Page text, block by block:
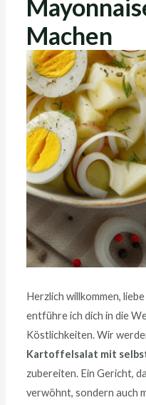
Machen
Herzlich willkommen,
entführe ich dich in die
Köstlichkeiten. Wir
Kartoffelsalat mit
zubereiten. Ein Gericht,
verwöhnt, sondern auch